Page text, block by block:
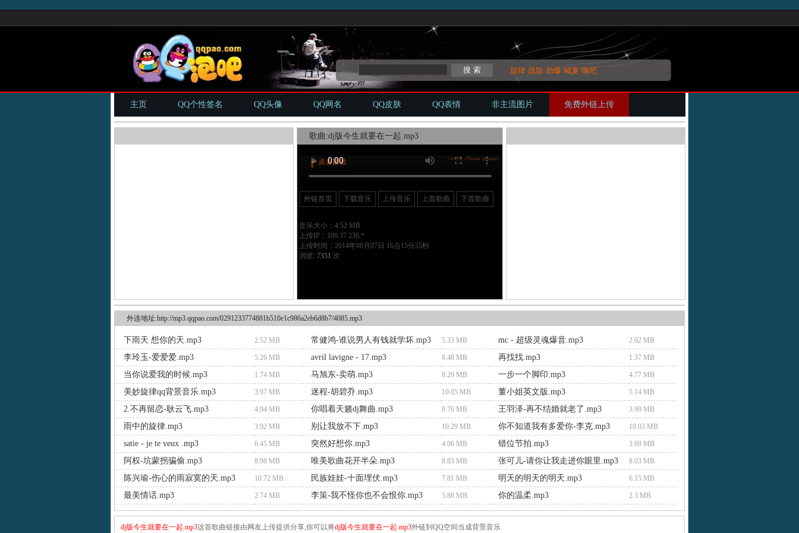
旋律 战歌 劲爆 喊麦 嗨吧
主页 QQ个性签名 QQ头像 QQ网名 QQ皮肤 QQ表情 非主流图片 免费外链上传
歌曲:dj版今生就要在一起.mp3
外链首页 下载音乐 上传音乐 上首歌曲 下首歌曲
音乐大小：4.52 MB
上传IP：106.37.236.*
上传时间：2014年08月07日 16点15分35秒
浏览: 7351 次
外连地址:http://mp3.qqpao.com/0291233774881b510e1c986a2eb6d8b7/4085.mp3
下雨天 想你的天.mp3 2.52 MB 常健鸿-谁说男人有钱就学坏.mp3 5.33 MB mc - 超级灵魂爆音.mp3 2.02 MB
李玲玉-爱爱爱.mp3 5.26 MB avril lavigne - 17.mp3 8.48 MB 再找找.mp3 1.37 MB
当你说爱我的时候.mp3 1.74 MB 马旭东-卖萌.mp3 8.29 MB 一步一个脚印.mp3 4.77 MB
美妙旋律qq背景音乐.mp3 3.97 MB 迷程-胡碧乔.mp3 10.05 MB 董小姐英文版.mp3 5.14 MB
2.不再留恋-耿云飞.mp3 4.94 MB 你唱着天籁dj舞曲.mp3 8.76 MB 王羽泽-再不结婚就老了.mp3 3.99 MB
雨中的旋律.mp3 3.92 MB 别让我放不下.mp3 10.29 MB 你不知道我有多爱你-李克.mp3 10.03 MB
satie - je te veux .mp3 6.45 MB 突然好想你.mp3 4.06 MB 错位节拍.mp3 3.69 MB
阿权-坑蒙拐骗偷.mp3 8.98 MB 唯美歌曲花开半朵.mp3 8.83 MB 张可儿-请你让我走进你眼里.mp3 8.03 MB
陈兴瑜-伤心的雨寂寞的天.mp3 10.72 MB 民族娃娃-十面埋伏.mp3 7.81 MB 明天的明天的明天.mp3 6.15 MB
最美情话.mp3 2.74 MB 李策-我不怪你也不会恨你.mp3 5.88 MB 你的温柔.mp3 2.3 MB
dj版今生就要在一起.mp3这首歌曲链接由网友上传提供分享,你可以将dj版今生就要在一起.mp3外链到QQ空间当成背景音乐.